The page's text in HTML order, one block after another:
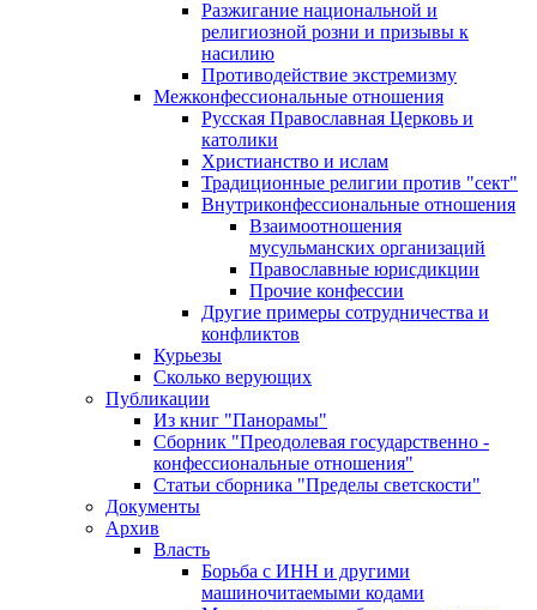
Разжигание национальной и
религиозной розни и призывы к
насилию
Противодействие экстремизму
Межконфессиональные отношения
Русская Православная Церковь и
католики
Христианство и ислам
Традиционные религии против "сект"
Внутриконфессиональные отношения
Взаимоотношения
мусульманских организаций
Православные юрисдикции
Прочие конфессии
Другие примеры сотрудничества и
конфликтов
Курьезы
Сколько верующих
Публикации
Из книг "Панорамы"
Сборник "Преодолевая государственно -
конфессиональные отношения"
Статьи сборника "Пределы светскости"
Документы
Архив
Власть
Борьба с ИНН и другими
машиночитаемыми кодами